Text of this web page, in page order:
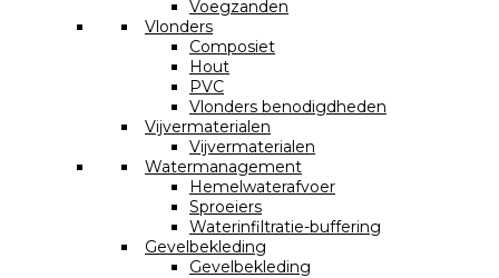
Voegzanden
Vlonders
Composiet
Hout
PVC
Vlonders benodigdheden
Vijvermaterialen
Vijvermaterialen
Watermanagement
Hemelwaterafvoer
Sproeiers
Waterinfiltratie-buffering
Gevelbekleding
Gevelbekleding